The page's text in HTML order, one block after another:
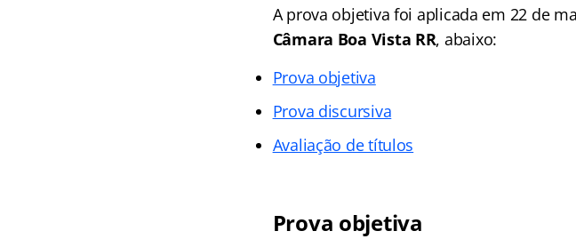
A prova objetiva foi aplicada em 22 de
Câmara Boa Vista RR, abaixo:
Prova objetiva
Prova discursiva
Avaliação de títulos
Prova objetiva